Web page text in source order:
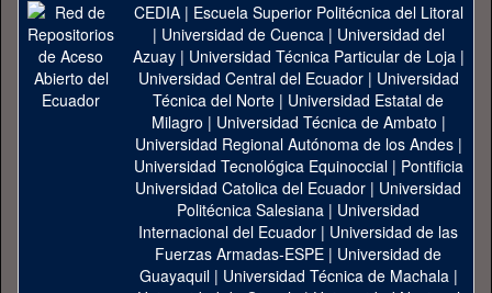
CEDIA| Escuela Superior Politécnica del Litoral
| Universidad de Cuenca| Universidad del
Azuay| Universidad Técnica Particular de Loja|
Universidad Central del Ecuador| Universidad
Técnica del Norte | Universidad Estatal de
Milagro | Universidad Técnica de Ambato |
Universidad Regional Autónoma de los Andes|
Universidad Tecnológica Equinoccial| Pontificia
Universidad Catolica del Ecuador | Universidad
Politécnica Salesiana | Universidad
Internacional del Ecuador | Universidad de las
Fuerzas Armadas-ESPE | Universidad de
Guayaquil| Universidad Técnica de Machala|